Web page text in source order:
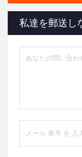
私達を郵送し